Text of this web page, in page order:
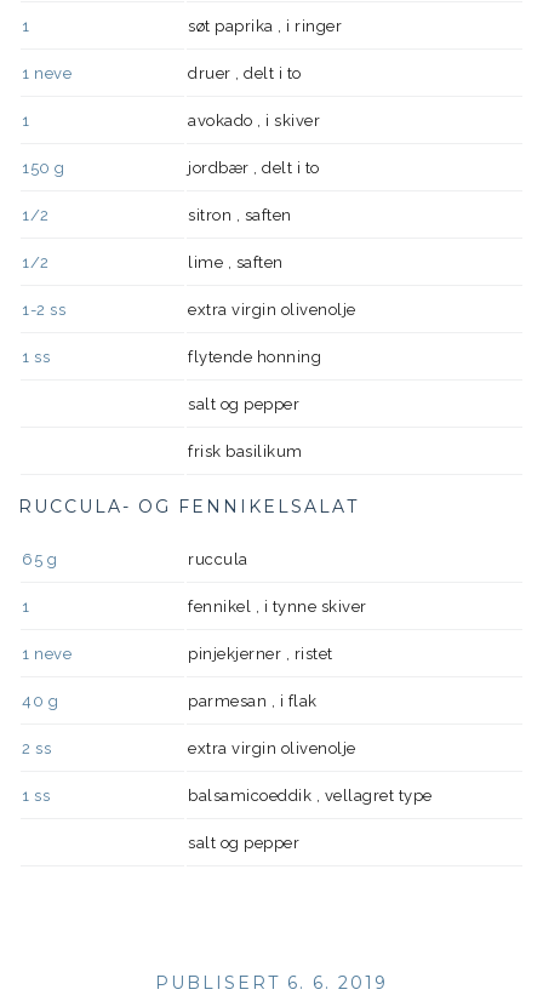
1 søt paprika , i ringer
1 neve druer , delt i to
1 avokado , i skiver
150 g jordbær , delt i to
1/2 sitron , saften
1/2 lime , saften
1-2 ss extra virgin olivenolje
1 ss flytende honning
salt og pepper
frisk basilikum
RUCCULA- OG FENNIKELSALAT
65 g ruccula
1 fennikel , i tynne skiver
1 neve pinjekjerner , ristet
40 g parmesan , i flak
2 ss extra virgin olivenolje
1 ss balsamicoeddik , vellagret type
salt og pepper
PUBLISERT 6. 6. 2019